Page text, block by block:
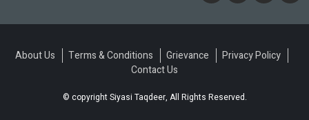
© copyright Siyasi Taqdeer, All Rights Reserved.
About Us Terms & Conditions Grievance
Privacy Policy
Contact Us